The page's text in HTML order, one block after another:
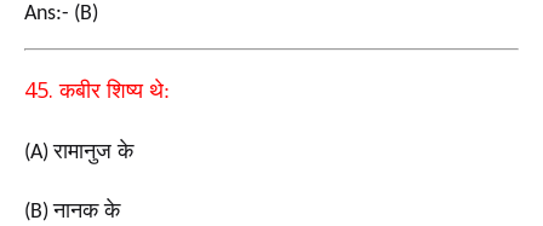
Ans:- (B)
45.कबीर शिष्य थे:
(A)रामानुज के
(B)नानक के